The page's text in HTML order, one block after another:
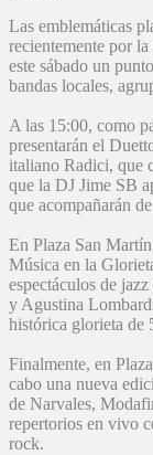
Las emblemáticas
recientemente por
este sábado un
bandas locales,
A las 15:00, como
presentarán el
italiano Radici, que
que la DJ Jime SB
que acompañarán
En Plaza San
Música en la
espectáculos de
y Agustina
histórica glorieta de
Finalmente, en
cabo una nueva
de Narvales,
repertorios en vivo
rock.